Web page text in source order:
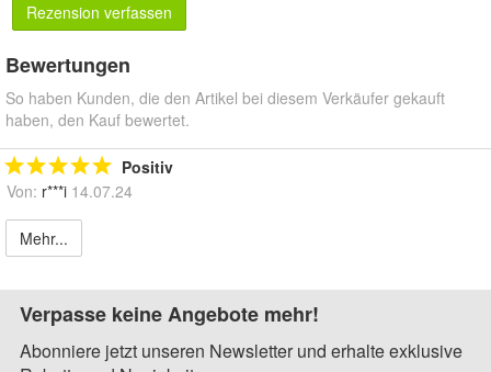
Rezension verfassen
Bewertungen
So haben Kunden, die den Artikel bei diesem Verkäufer gekauft
haben, den Kauf bewertet.
Positiv
Von: r***i 14.07.24
Mehr...
Verpasse keine Angebote mehr!
Abonniere jetzt unseren Newsletter und erhalte exklusive